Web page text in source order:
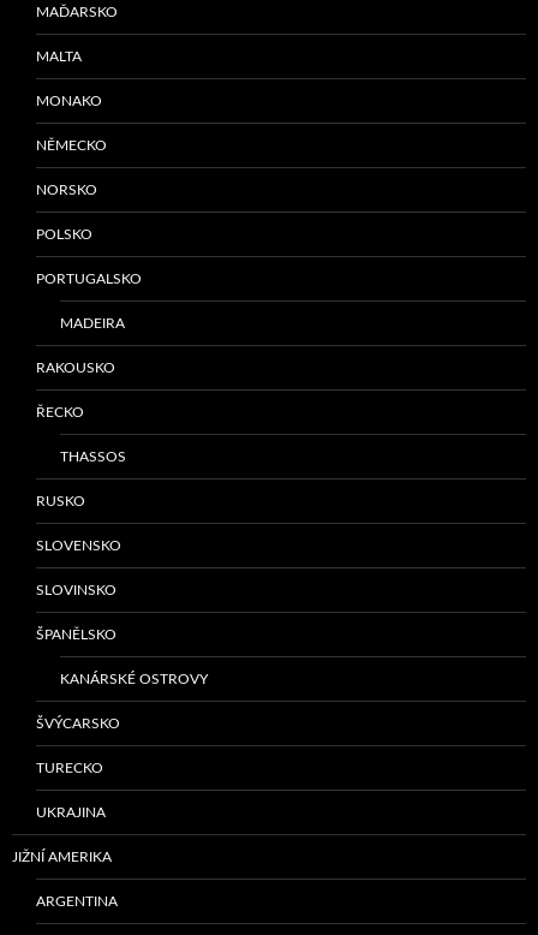
MAĎARSKO
MALTA
MONAKO
NĚMECKO
NORSKO
POLSKO
PORTUGALSKO
MADEIRA
RAKOUSKO
ŘECKO
THASSOS
RUSKO
SLOVENSKO
SLOVINSKO
ŠPANĚLSKO
KANÁRSKÉ OSTROVY
ŠVÝCARSKO
TURECKO
UKRAJINA
JIŽNÍ AMERIKA
ARGENTINA